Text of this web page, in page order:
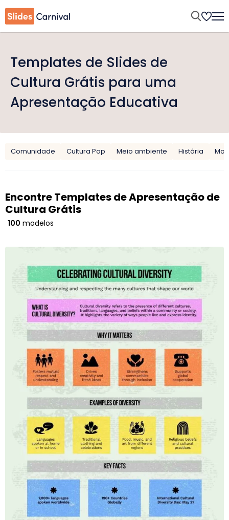
Templates de Slides de
Cultura Grátis para uma
Apresentação Educativa
Comunidade Cultura Pop Meio ambiente História
Encontre Templates de Apresentação de
Cultura Grátis
100 modelos